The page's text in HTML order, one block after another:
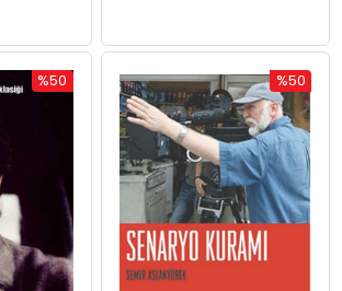
%50
%50
İndirim